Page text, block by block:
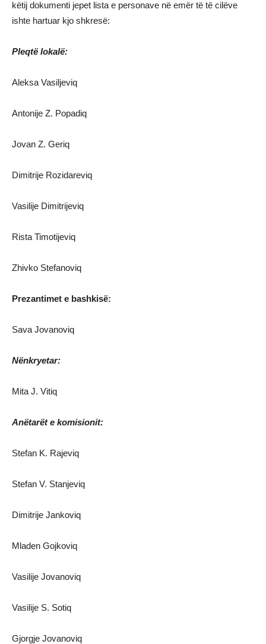
këtij dokumenti jepet lista e personave në emër të të cilëve
ishte hartuar kjo shkresë:
Pleqtë lokalë:
Aleksa Vasiljeviq
Antonije Z. Popadiq
Jovan Z. Geriq
Dimitrije Rozidareviq
Vasilije Dimitrijeviq
Rista Timotijeviq
Zhivko Stefanoviq
Prezantimet e bashkisë:
Sava Jovanoviq
Nënkryetar:
Mita J. Vitiq
Anëtarët e komisionit:
Stefan K. Rajeviq
Stefan V. Stanjeviq
Dimitrije Jankoviq
Mladen Gojkoviq
Vasilije Jovanoviq
Vasilije S. Sotiq
Gjorgje Jovanoviq